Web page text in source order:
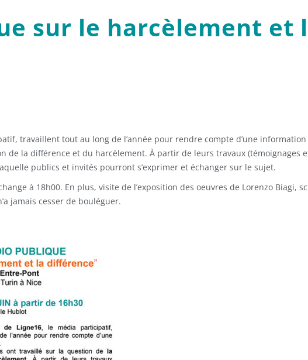
sur le harcèlement et
travaillent tout au long de l’année pour rendre compte d’une
de la différence et du harcèlement. À partir de leurs travaux (témoignages
publics et invités pourront s’exprimer et échanger sur le sujet.
à 18h00. En plus, visite de l’exposition des oeuvres de Lorenzo Biagi,
jamais cesser de bouléguer.